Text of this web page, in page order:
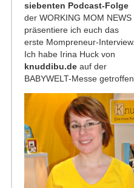
siebenten Podcast-Folge
der WORKING MOM NEWS
präsentiere ich euch das
erste Mompreneur-Interview.
Ich habe Irina Huck von
knuddibu.de auf der
BABYWELT-Messe getroffen.